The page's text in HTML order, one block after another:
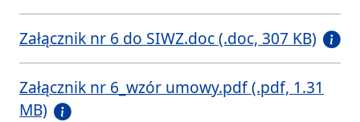
Załącznik nr 6 do SIWZ.doc (.doc, 307 KB)
Załącznik nr 6_wzór umowy.pdf (.pdf, 1.31
MB)